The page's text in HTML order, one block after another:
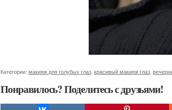
Категории: макияж для голубых глаз, красивый макияж глаз,
Понравилось? Поделитесь с друзьями!